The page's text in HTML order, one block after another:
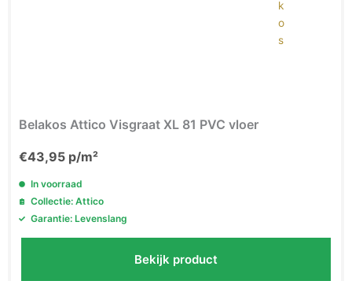
Belakos Attico Visgraat XL 81 PVC vloer
€43,95 p/m²
In voorraad
Collectie: Attico
Garantie: Levenslang
Bekijk product